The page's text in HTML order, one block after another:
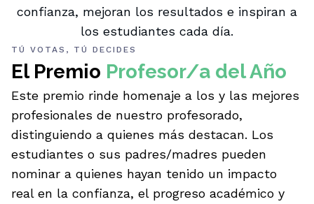
confianza, mejoran los resultados e inspiran a
los estudiantes cada día.
TÚ VOTAS, TÚ DECIDES
El Premio Profesor/a del Año
Este premio rinde homenaje a los y las mejores
profesionales de nuestro profesorado,
distinguiendo a quienes más destacan. Los
estudiantes o sus padres/madres pueden
nominar a quienes hayan tenido un impacto
real en la confianza, el progreso académico y